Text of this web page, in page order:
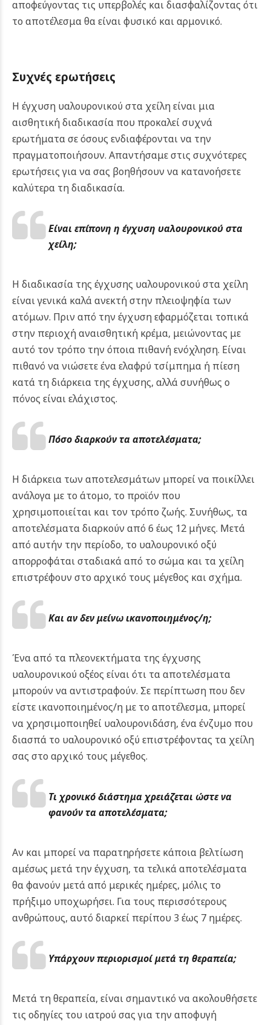
αποφεύγοντας τις υπερβολές και διασφαλίζοντας ότι
το αποτέλεσμα θα είναι φυσικό και αρμονικό.
Συχνές ερωτήσεις
Η έγχυση υαλουρονικού στα χείλη είναι μια
αισθητική διαδικασία που προκαλεί συχνά
ερωτήματα σε όσους ενδιαφέρονται να την
πραγματοποιήσουν. Απαντήσαμε στις συχνότερες
ερωτήσεις για να σας βοηθήσουν να κατανοήσετε
καλύτερα τη διαδικασία.
Είναι επίπονη η έγχυση υαλουρονικού στα
χείλη;
Η διαδικασία της έγχυσης υαλουρονικού στα χείλη
είναι γενικά καλά ανεκτή στην πλειοψηφία των
ατόμων. Πριν από την έγχυση εφαρμόζεται τοπικά
στην περιοχή αναισθητική κρέμα, μειώνοντας με
αυτό τον τρόπο την όποια πιθανή ενόχληση. Είναι
πιθανό να νιώσετε ένα ελαφρύ τσίμπημα ή πίεση
κατά τη διάρκεια της έγχυσης, αλλά συνήθως ο
πόνος είναι ελάχιστος.
Πόσο διαρκούν τα αποτελέσματα;
Η διάρκεια των αποτελεσμάτων μπορεί να ποικίλλει
ανάλογα με το άτομο, το προϊόν που
χρησιμοποιείται και τον τρόπο ζωής. Συνήθως, τα
αποτελέσματα διαρκούν από 6 έως 12 μήνες. Μετά
από αυτήν την περίοδο, το υαλουρονικό οξύ
απορροφάται σταδιακά από το σώμα και τα χείλη
επιστρέφουν στο αρχικό τους μέγεθος και σχήμα.
Και αν δεν μείνω ικανοποιημένος/η;
Ένα από τα πλεονεκτήματα της έγχυσης
υαλουρονικού οξέος είναι ότι τα αποτελέσματα
μπορούν να αντιστραφούν. Σε περίπτωση που δεν
είστε ικανοποιημένος/η με το αποτέλεσμα, μπορεί
να χρησιμοποιηθεί υαλουρονιδάση, ένα ένζυμο που
διασπά το υαλουρονικό οξύ επιστρέφοντας τα χείλη
σας στο αρχικό τους μέγεθος.
Τι χρονικό διάστημα χρειάζεται ώστε να
φανούν τα αποτελέσματα;
Αν και μπορεί να παρατηρήσετε κάποια βελτίωση
αμέσως μετά την έγχυση, τα τελικά αποτελέσματα
θα φανούν μετά από μερικές ημέρες, μόλις το
πρήξιμο υποχωρήσει. Για τους περισσότερους
ανθρώπους, αυτό διαρκεί περίπου 3 έως 7 ημέρες.
Υπάρχουν περιορισμοί μετά τη θεραπεία;
Μετά τη θεραπεία, είναι σημαντικό να ακολουθήσετε
τις οδηγίες του ιατρού σας για την αποφυγή